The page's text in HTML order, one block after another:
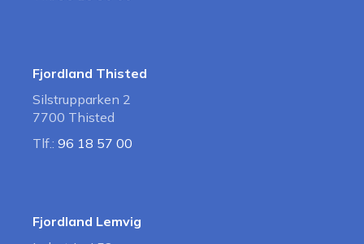
Fjordland Thisted
Silstrupparken 2
7700 Thisted
Tlf.: 96 18 57 00
Fjordland Lemvig